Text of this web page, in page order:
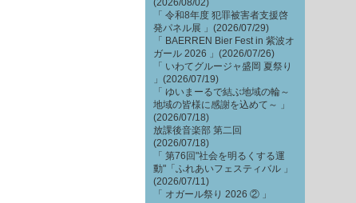
(2026/08/02)
「 令和8年度 犯罪被害者支援啓
発パネル展 」(2026/07/29)
「 BAERREN Bier Fest in 紫波オ
ガール 2026 」(2026/07/26)
「 いわてグルージャ盛岡 夏祭り
」(2026/07/19)
「 ゆいまーるで結ぶ地域の輪～
地域の皆様に感謝を込めて～ 」
(2026/07/18)
放課後音楽部 第二回
(2026/07/18)
「 第76回"社会を明るくする運
動"「ふれあいフェスティバル 」
(2026/07/11)
「 オガール祭り 2026 ② 」